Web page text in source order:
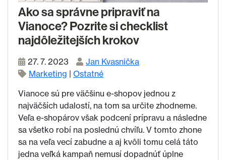
Ako sa správne pripraviť na
Vianoce? Pozrite si checklist
najdôležitejších krokov
27. 7. 2023
Jan Kvasnička
Marketing | Ostatné
Vianoce sú pre väčšinu e-shopov jednou z
najväčších udalostí, na tom sa určite zhodneme.
Veľa e-shopárov však podcení prípravu a následne
sa všetko robí na poslednú chvíľu. V tomto zhone
sa na veľa vecí zabudne a aj kvôli tomu celá táto
jedna veľká kampaň nemusí dopadnúť úplne